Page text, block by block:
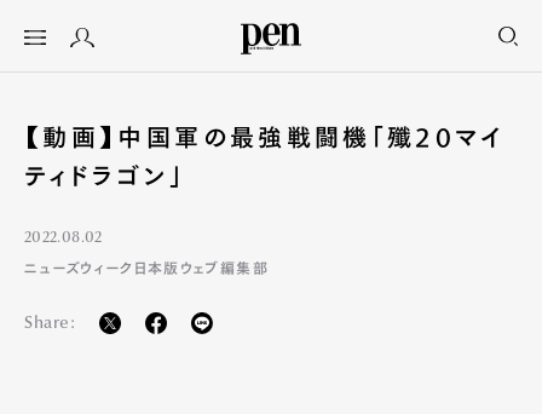
【動画】中国軍の最強戦闘機「殲20マイ
ティドラゴン」
2022.08.02
ニューズウィーク日本版ウェブ編集部
Share: